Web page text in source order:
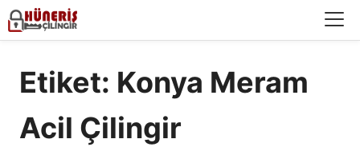
Etiket: Konya Meram
Acil Çilingir